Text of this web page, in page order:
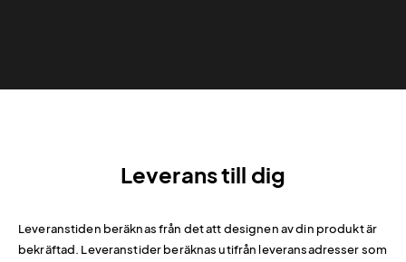
Leverans till dig
Leveranstiden beräknas från det att designen av din produkt är
bekräftad. Leveranstider beräknas utifrån leveransadresser som